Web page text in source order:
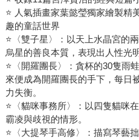
⭐ 人氣插畫家葉懿瑩獨家繪製精
趣的童話世界
⭐〈雙子星〉：以天上水晶宮的
烏星的善良本質，表現出人性光
⭐〈開羅團長〉：貪杯的30隻雨
來便成為開羅團長的手下，每日
力失衡。
⭐〈貓咪事務所〉：以四隻貓咪
霸凌與歧視的情形。
⭐〈大提琴手高修〉：描寫琴藝